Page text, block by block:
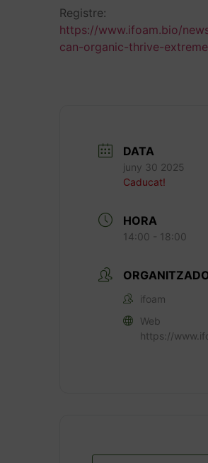
Registre:
https://www.ifoam.bio/
can-organic-thrive-
DATA
juny 30 2025
Caducat!
HORA
14:00 - 18:00
ifoam
Web
https://